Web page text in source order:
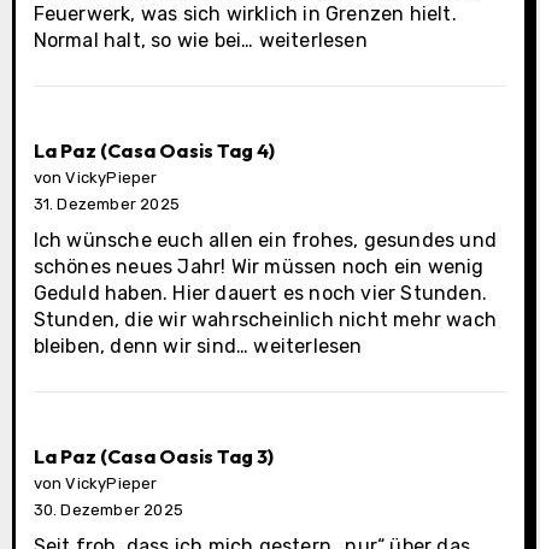
Feuerwerk, was sich wirklich in Grenzen hielt.
Normal halt, so wie bei… La
(Casa
letzter
weiterlesen
La Paz (Casa Oasis Tag 4)
von VickyPieper
31. Dezember 2025
Ich wünsche euch allen ein frohes, gesundes und
schönes neues Jahr! Wir müssen noch ein wenig
Geduld haben. Hier dauert es noch vier Stunden.
Stunden, die wir wahrscheinlich nicht mehr wach
bleiben, denn wir sind…La
(Casa
Tag
weiterlesen
La Paz (Casa Oasis Tag 3)
von VickyPieper
30. Dezember 2025